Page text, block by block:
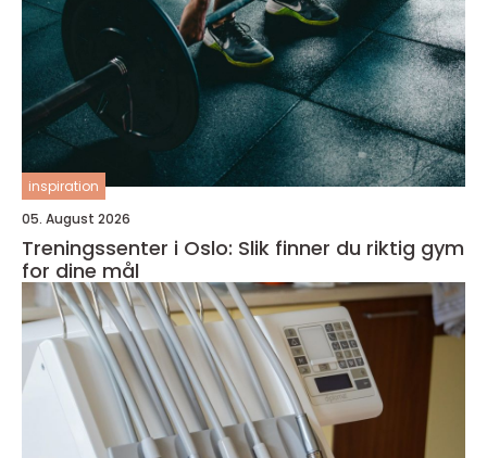
inspiration
05. August 2026
Treningssenter i Oslo: Slik finner du riktig gym
for dine mål